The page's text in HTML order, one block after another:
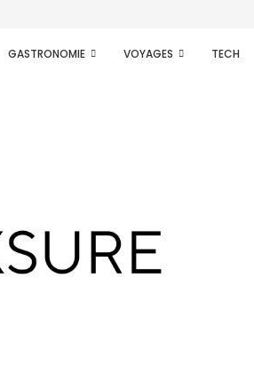
GASTRONOMIE VOYAGES TECH